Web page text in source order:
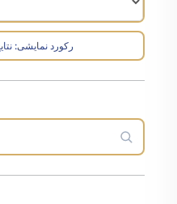
نتایج :رکورد نمایشی